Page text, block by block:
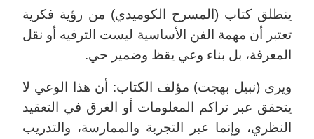
ينطلق كتاب (المسرح الكوميدي) من رؤية فكرية
تعتبر أن مهمة الفن الأساسية ليست الترفيه أو نقل
المعرفة، بل بناء وعي يقظ وضمير حي.
ويرى (نبيل بهجت) مؤلف الكتاب: أن هذا الوعي لا
يتحقق عبر تراكم المعلومات أو الغرق في التعقيد
النظري، وإنما عبر التجربة والممارسة، والتدريب